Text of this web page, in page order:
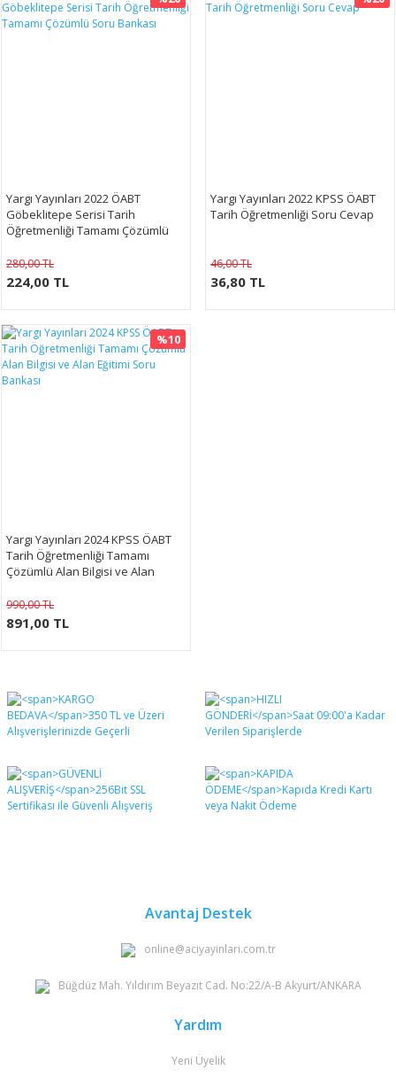
Yargı Yayınları 2022 ÖABT
Göbeklitepe Serisi Tarih
Öğretmenliği Tamamı Çözümlü
280,00 TL
224,00 TL
Yargı Yayınları 2022 KPSS ÖABT
Tarih Öğretmenliği Soru Cevap
46,00 TL
36,80 TL
%10
Yargı Yayınları 2024 KPSS ÖABT
Tarih Öğretmenliği Tamamı
Çözümlü Alan Bilgisi ve Alan
990,00 TL
891,00 TL
Avantaj Destek
online@aciyayinlari.com.tr
Büğdüz Mah. Yıldırım Beyazıt Cad. No:22/A-B Akyurt/ANKARA
Yardım
Yeni Üyelik